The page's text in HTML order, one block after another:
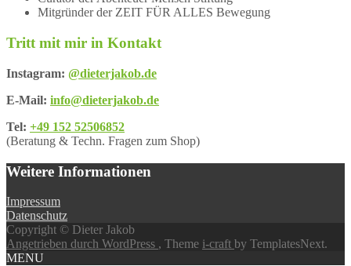
Mitgründer der ZEIT FÜR ALLES Bewegung
Tritt mit mir in Kontakt
Instagram: @dieterjakob.de
E-Mail: info@dieterjakob.de
Tel: +49 152 52506852
(Beratung & Techn. Fragen zum Shop)
Weitere Informationen
Impressum
Datenschutz
Copyright © Dieter Jakob
Angetrieben durch WordPress , Theme i-craft by TemplatesNext.
MENU